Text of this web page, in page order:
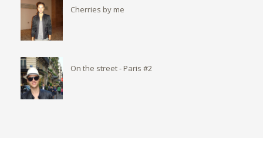
Cherries by me
On the street - Paris #2